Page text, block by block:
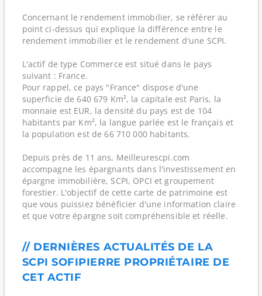
Concernant le rendement immobilier, se référer au
point ci-dessus qui explique la différence entre le
rendement immobilier et le rendement d'une SCPI.
L'actif de type Commerce est situé dans le pays
suivant : France.
Pour rappel, ce pays "France" dispose d'une
superficie de 640 679 Km², la capitale est Paris, la
monnaie est EUR, la densité du pays est de 104
habitants par Km², la langue parlée est le français et
la population est de 66 710 000 habitants.
Depuis près de 11 ans, Meilleurescpi.com
accompagne les épargnants dans l'investissement en
épargne immobilière, SCPI, OPCI et groupement
forestier. L'objectif de cette carte de patrimoine est
que vous puissiez bénéficier d'une information claire
et que votre épargne soit compréhensible et réelle.
// DERNIÈRES ACTUALITÉS DE LA
SCPI SOFIPIERRE PROPRIÉTAIRE DE
CET ACTIF